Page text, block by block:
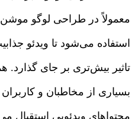
معمولاً در طراحی لوگو موشن
استفاده می‌شود تا ویدئو
تاثیر بیش‌تری بر جای گذارد.
بسیاری از مخاطبان و
محتواهای ویدئویی استقبال